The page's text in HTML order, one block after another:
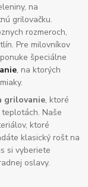
na
grilovačku.
rozmeroch,
Pre milovníkov
špeciálne
, na ktorých
grilovanie, ktoré
Naše
ktoré
klasický rošt na
si vyberiete
oslavy.